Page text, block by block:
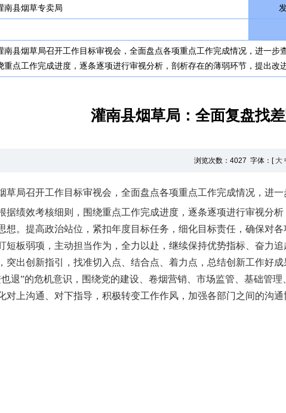
南县烟草专卖局
南县烟草局召开工作目标审视会，全面盘点各项重点工作完成情况，进一
重点工作完成进度，逐条逐项进行审视分析，剖析存在的薄弱环节，提出改
灌南县烟草局：全面复盘找
浏览次数： 4027 字体：[ 大
草局召开工作目标审视会，全面盘点各项重点工作完成情况，进
据绩效考核细则，围绕重点工作完成进度，逐条逐项进行审视分
想。提高政治站位，紧扣年度目标任务，细化目标责任，确保对
短板弱项，主动担当作为，全力以赴，继续保持优势指标、奋力
突出创新指引，找准切入点、结合点、着力点，总结创新工作好
退”的危机意识，围绕党的建设、卷烟营销、市场监管、基础管
对上沟通、对下指导，积极转变工作作风，加强各部门之间的沟